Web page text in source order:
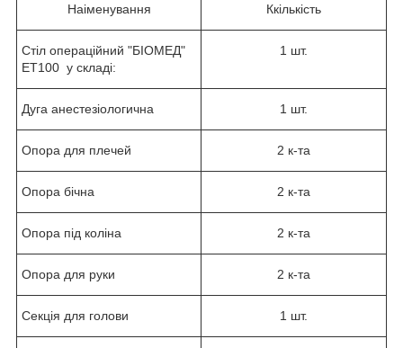
Наіменування Ккількість
Стіл операційний "БІОМЕД"
ЕТ100 у складі:
1 шт.
Дуга анестезіологична 1 шт.
Опора для плечей 2 к-та
Опора бічна 2 к-та
Опора під коліна 2 к-та
Опора для руки 2 к-та
Секція для голови 1 шт.